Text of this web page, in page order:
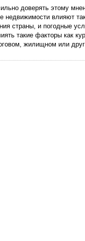
доверять этому
недвижимости влияют
страны, и погодные
такие факторы как
жилищном или